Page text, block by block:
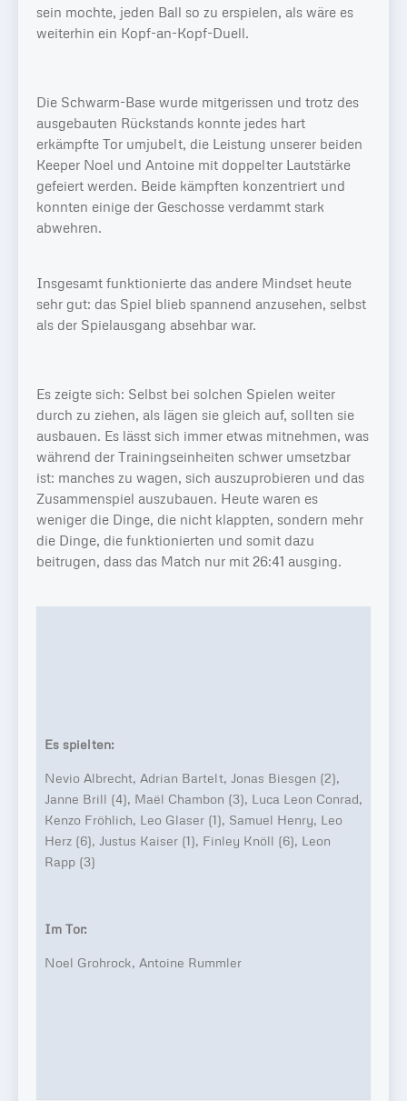
sein mochte, jeden Ball so zu erspielen, als wäre es
weiterhin ein Kopf-an-Kopf-Duell.
Die Schwarm-Base wurde mitgerissen und trotz des
ausgebauten Rückstands konnte jedes hart
erkämpfte Tor umjubelt, die Leistung unserer beiden
Keeper Noel und Antoine mit doppelter Lautstärke
gefeiert werden. Beide kämpften konzentriert und
konnten einige der Geschosse verdammt stark
abwehren.
Insgesamt funktionierte das andere Mindset heute
sehr gut: das Spiel blieb spannend anzusehen, selbst
als der Spielausgang absehbar war.
Es zeigte sich: Selbst bei solchen Spielen weiter
durch zu ziehen, als lägen sie gleich auf, sollten sie
ausbauen. Es lässt sich immer etwas mitnehmen, was
während der Trainingseinheiten schwer umsetzbar
ist: manches zu wagen, sich auszuprobieren und das
Zusammenspiel auszubauen. Heute waren es
weniger die Dinge, die nicht klappten, sondern mehr
die Dinge, die funktionierten und somit dazu
beitrugen, dass das Match nur mit 26:41 ausging.
Es spielten:
Nevio Albrecht, Adrian Bartelt, Jonas Biesgen (2),
Janne Brill (4), Maël Chambon (3), Luca Leon Conrad,
Kenzo Fröhlich, Leo Glaser (1), Samuel Henry, Leo
Herz (6), Justus Kaiser (1), Finley Knöll (6), Leon
Rapp (3)
Im Tor:
Noel Grohrock, Antoine Rummler
externe Dienste — Datenschutz des Anbieters gilt
kein heimlicher Datenaustausch sonst wohin
kein Tracking